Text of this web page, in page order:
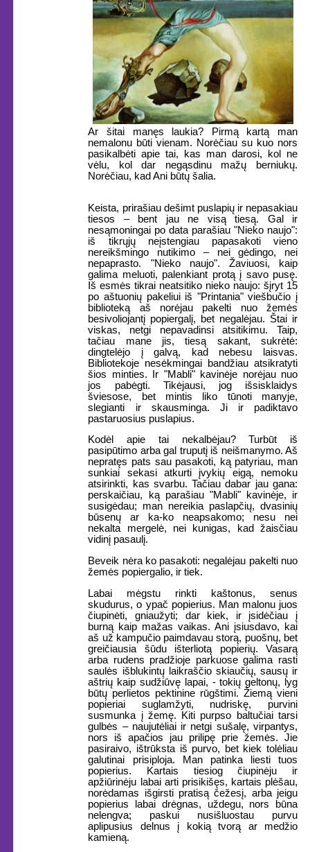
Ar šitai manęs laukia? Pirmą kartą man
nemalonu būti vienam. Norėčiau su kuo nors
pasikalbėti apie tai, kas man darosi, kol ne
vėlu, kol dar negąsdinu mažų berniukų.
Norėčiau, kad Ani būtų šalia.
Keista, prirašiau dešimt puslapių ir nepasakiau
tiesos – bent jau ne visą tiesą. Gal ir
nesąmoningai po data parašiau "Nieko naujo":
iš tikrųjų neįstengiau papasakoti vieno
nereikšmingo nutikimo – nei gėdingo, nei
nepaprasto. "Nieko naujo". Žaviuosi, kaip
galima meluoti, palenkiant protą į savo pusę.
Iš esmės tikrai neatsitiko nieko naujo: šįryt 15
po aštuonių pakeliui iš "Printania" viešbučio į
biblioteką aš norėjau pakelti nuo žemės
besivoliojantį popiergalį, bet negalėjau. Štai ir
viskas, netgi nepavadinsi atsitikimu. Taip,
tačiau mane jis, tiesą sakant, sukrėtė:
dingtelėjo į galvą, kad nebesu laisvas.
Bibliotekoje nesėkmingai bandžiau atsikratyti
šios minties. Ir "Mabli" kavinėje norėjau nuo
jos pabėgti. Tikėjausi, jog išsisklaidys
šviesose, bet mintis liko tūnoti manyje,
slegianti ir skausminga. Ji ir padiktavo
pastaruosius puslapius.
Kodėl apie tai nekalbėjau? Turbūt iš
pasipūtimo arba gal truputį iš neišmanymo. Aš
nepratęs pats sau pasakoti, ką patyriau, man
sunkiai sekasi atkurti įvykių eigą, nemoku
atsirinkti, kas svarbu. Tačiau dabar jau gana:
perskaičiau, ką parašiau "Mabli" kavinėje, ir
susigėdau; man nereikia paslapčių, dvasinių
būsenų ar ka-ko neapsakomo; nesu nei
nekalta mergelė, nei kunigas, kad žaisčiau
vidinį pasaulį.
Beveik nėra ko pasakoti: negalėjau pakelti nuo
žemės popiergalio, ir tiek.
Labai mėgstu rinkti kaštonus, senus
skudurus, o ypač popierius. Man malonu juos
čiupinėti, gniaužyti; dar kiek, ir įsidėčiau į
burną kaip mažas vaikas. Ani įsiusdavo, kai
aš už kampučio paimdavau storą, puošnų, bet
greičiausia šūdu išterliotą popierių. Vasarą
arba rudens pradžioje parkuose galima rasti
saulės išblukintų laikraščio skiaučių, sausų ir
aštrių kaip sudžiūvę lapai, - tokių geltonų, lyg
būtų perlietos pektinine rūgštimi. Žiemą vieni
popieriai suglamžyti, nudriskę, purvini
susmunka į žemę. Kiti purpso baltučiai tarsi
gulbės – naujutėliai ir netgi sušalę, virpantys,
nors iš apačios jau prilipę prie žemės. Jie
pasiraivo, ištrūksta iš purvo, bet kiek tolėliau
galutinai prisiploja. Man patinka liesti tuos
popierius. Kartais tiesiog čiupinėju ir
apžiūrinėju labai arti prisikišęs, kartais plėšau,
norėdamas išgirsti pratisą čežesį, arba jeigu
popierius labai drėgnas, uždegu, nors būna
nelengva; paskui nusišluostau purvu
aplipusius delnus į kokią tvorą ar medžio
kamieną.